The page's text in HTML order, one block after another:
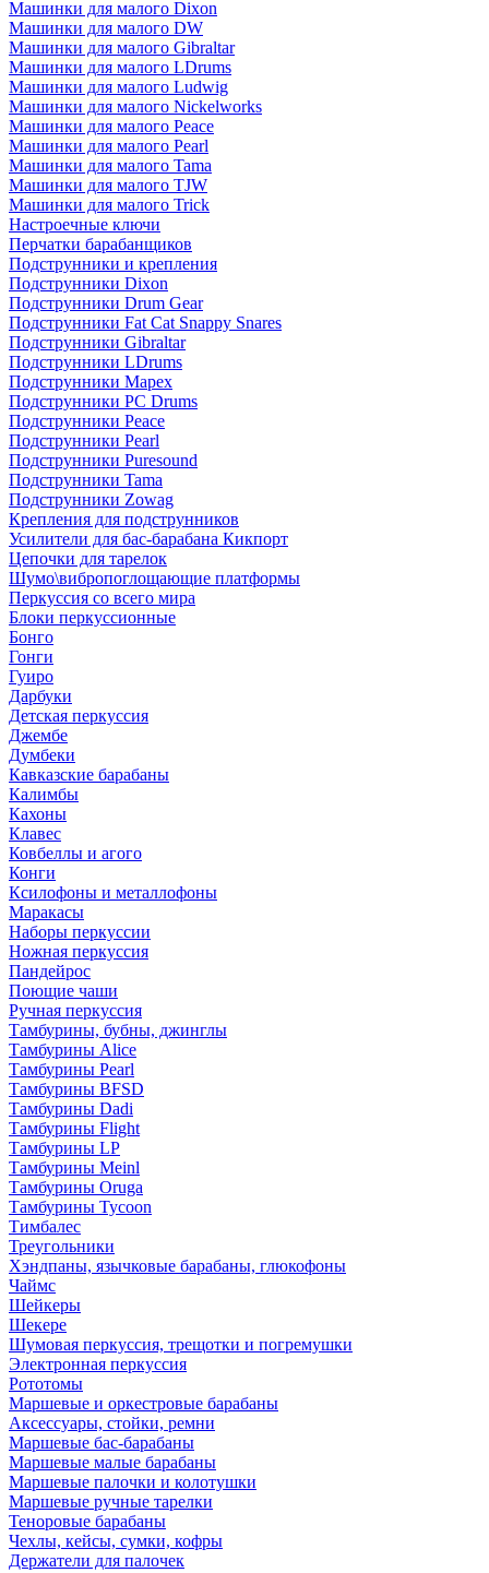
Машинки для малого Dixon
Машинки для малого DW
Машинки для малого Gibraltar
Машинки для малого LDrums
Машинки для малого Ludwig
Машинки для малого Nickelworks
Машинки для малого Peace
Машинки для малого Pearl
Машинки для малого Tama
Машинки для малого TJW
Машинки для малого Trick
Настроечные ключи
Перчатки барабанщиков
Подструнники и крепления
Подструнники Dixon
Подструнники Drum Gear
Подструнники Fat Cat Snappy Snares
Подструнники Gibraltar
Подструнники LDrums
Подструнники Mapex
Подструнники PC Drums
Подструнники Peace
Подструнники Pearl
Подструнники Puresound
Подструнники Tama
Подструнники Zowag
Крепления для подструнников
Усилители для бас-барабана Кикпорт
Цепочки для тарелок
Шумо\вибропоглощающие платформы
Перкуссия со всего мира
Блоки перкуссионные
Бонго
Гонги
Гуиро
Дарбуки
Детская перкуссия
Джембе
Думбеки
Кавказские барабаны
Калимбы
Кахоны
Клавес
Ковбеллы и агого
Конги
Ксилофоны и металлофоны
Маракасы
Наборы перкуссии
Ножная перкуссия
Пандейрос
Поющие чаши
Ручная перкуссия
Тамбурины, бубны, джинглы
Тамбурины Alice
Тамбурины Pearl
Тамбурины BFSD
Тамбурины Dadi
Тамбурины Flight
Тамбурины LP
Тамбурины Meinl
Тамбурины Oruga
Тамбурины Tycoon
Тимбалес
Треугольники
Хэндпаны, язычковые барабаны, глюкофоны
Чаймс
Шейкеры
Шекере
Шумовая перкуссия, трещотки и погремушки
Электронная перкуссия
Рототомы
Маршевые и оркестровые барабаны
Аксессуары, стойки, ремни
Маршевые бас-барабаны
Маршевые малые барабаны
Маршевые палочки и колотушки
Маршевые ручные тарелки
Теноровые барабаны
Чехлы, кейсы, сумки, кофры
Держатели для палочек